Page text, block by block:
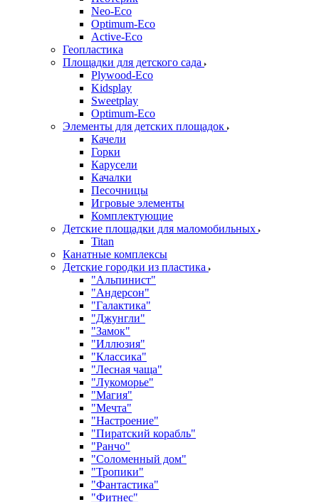
Neo-Eco
Оptimum-Еco
Active-Eco
Геопластика
Площадки для детского сада
Plywood-Eco
Kidsplay
Sweetplay
Оptimum-Еco
Элементы для детских площадок
Качели
Горки
Карусели
Качалки
Песочницы
Игровые элементы
Комплектующие
Детские площадки для маломобильных
Titan
Канатные комплексы
Детские городки из пластика
"Альпинист"
"Андерсон"
"Галактика"
"Джунгли"
"Замок"
"Иллюзия"
"Классика"
"Лесная чаща"
"Лукоморье"
"Магия"
"Мечта"
"Настроение"
"Пиратский корабль"
"Ранчо"
"Соломенный дом"
"Тропики"
"Фантастика"
"Фитнес"